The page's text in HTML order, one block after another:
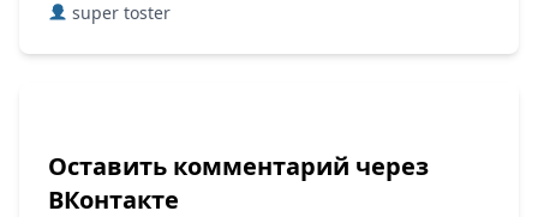
super toster
Оставить комментарий через
ВКонтакте